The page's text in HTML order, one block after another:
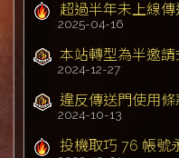
超過半年未上線
2025-04-16
本站轉型為半邀請
2024-12-27
違反傳送門使用
2024-10-13
投機取巧 76 帳號